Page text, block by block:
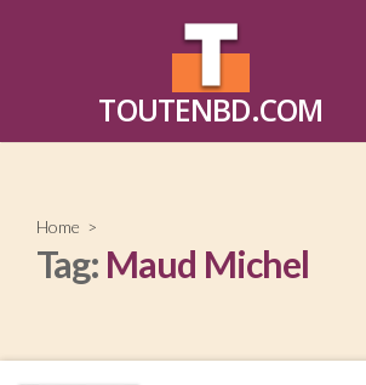
TOUTENBD.COM
Home >
Tag: Maud Michel